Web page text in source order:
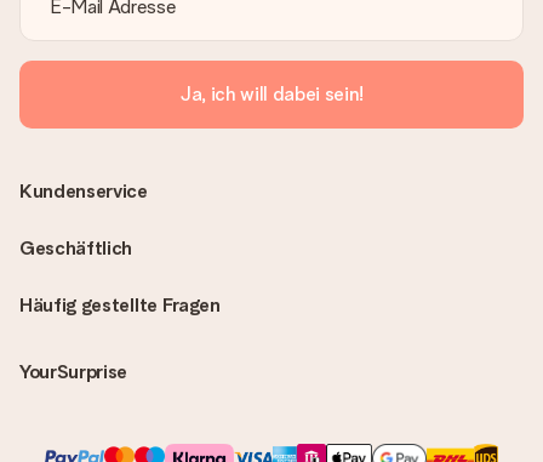
Ja, ich will dabei sein!
Häufig gestellte Fragen
YourSurprise
Kundenservice
Geschäftlich